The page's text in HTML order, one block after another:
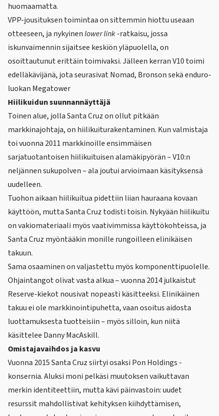
huomaamatta.
VPP-jousituksen toimintaa on sittemmin hiottu useaan
otteeseen, ja nykyinenlower link-ratkaisu, jossa
iskunvaimennin sijaitsee keskiön yläpuolella, on
osoittautunut erittäin toimivaksi. Jälleen kerran V10 toimi
edelläkävijänä, jota seurasivat Nomad, Bronson sekä enduro-
luokan Megatower
Hiilikuidun suunnannäyttäjä
Toinen alue, jolla Santa Cruz on ollut pitkään
markkinajohtaja, on hiilikuiturakentaminen. Kun valmistaja
toi vuonna 2011 markkinoille ensimmäisen
sarjatuotantoisen hiilikuituisen alamäkipyörän – V10:n
neljännen sukupolven – ala joutui arvioimaan käsityksensä
uudelleen.
Tuohon aikaan hiilikuitua pidettiin liian hauraana kovaan
käyttöön, mutta Santa Cruz todisti toisin. Nykyään hiilikuitu
on vakiomateriaali myös vaativimmissa käyttökohteissa, ja
Santa Cruz myöntääkin monille rungoilleenelinikäisen
takuun.
Sama osaaminen on valjastettu myös komponenttipuolelle.
Ohjaintangot olivat vasta alkua – vuonna 2014 julkaistut
Reserve-kiekotnousivat nopeasti käsitteeksi. Elinikäinen
takuu ei ole markkinointipuhetta, vaan osoitus aidosta
luottamuksesta tuotteisiin – myös silloin, kun niitä
käsittelee Danny MacAskill.
Omistajavaihdos ja kasvu
Vuonna 2015 Santa Cruz siirtyi osaksi Pon Holdings -
konsernia. Aluksi moni pelkäsi muutoksen vaikuttavan
merkin identiteettiin, mutta kävi päinvastoin: uudet
resurssit mahdollistivat kehityksen kiihdyttämisen,